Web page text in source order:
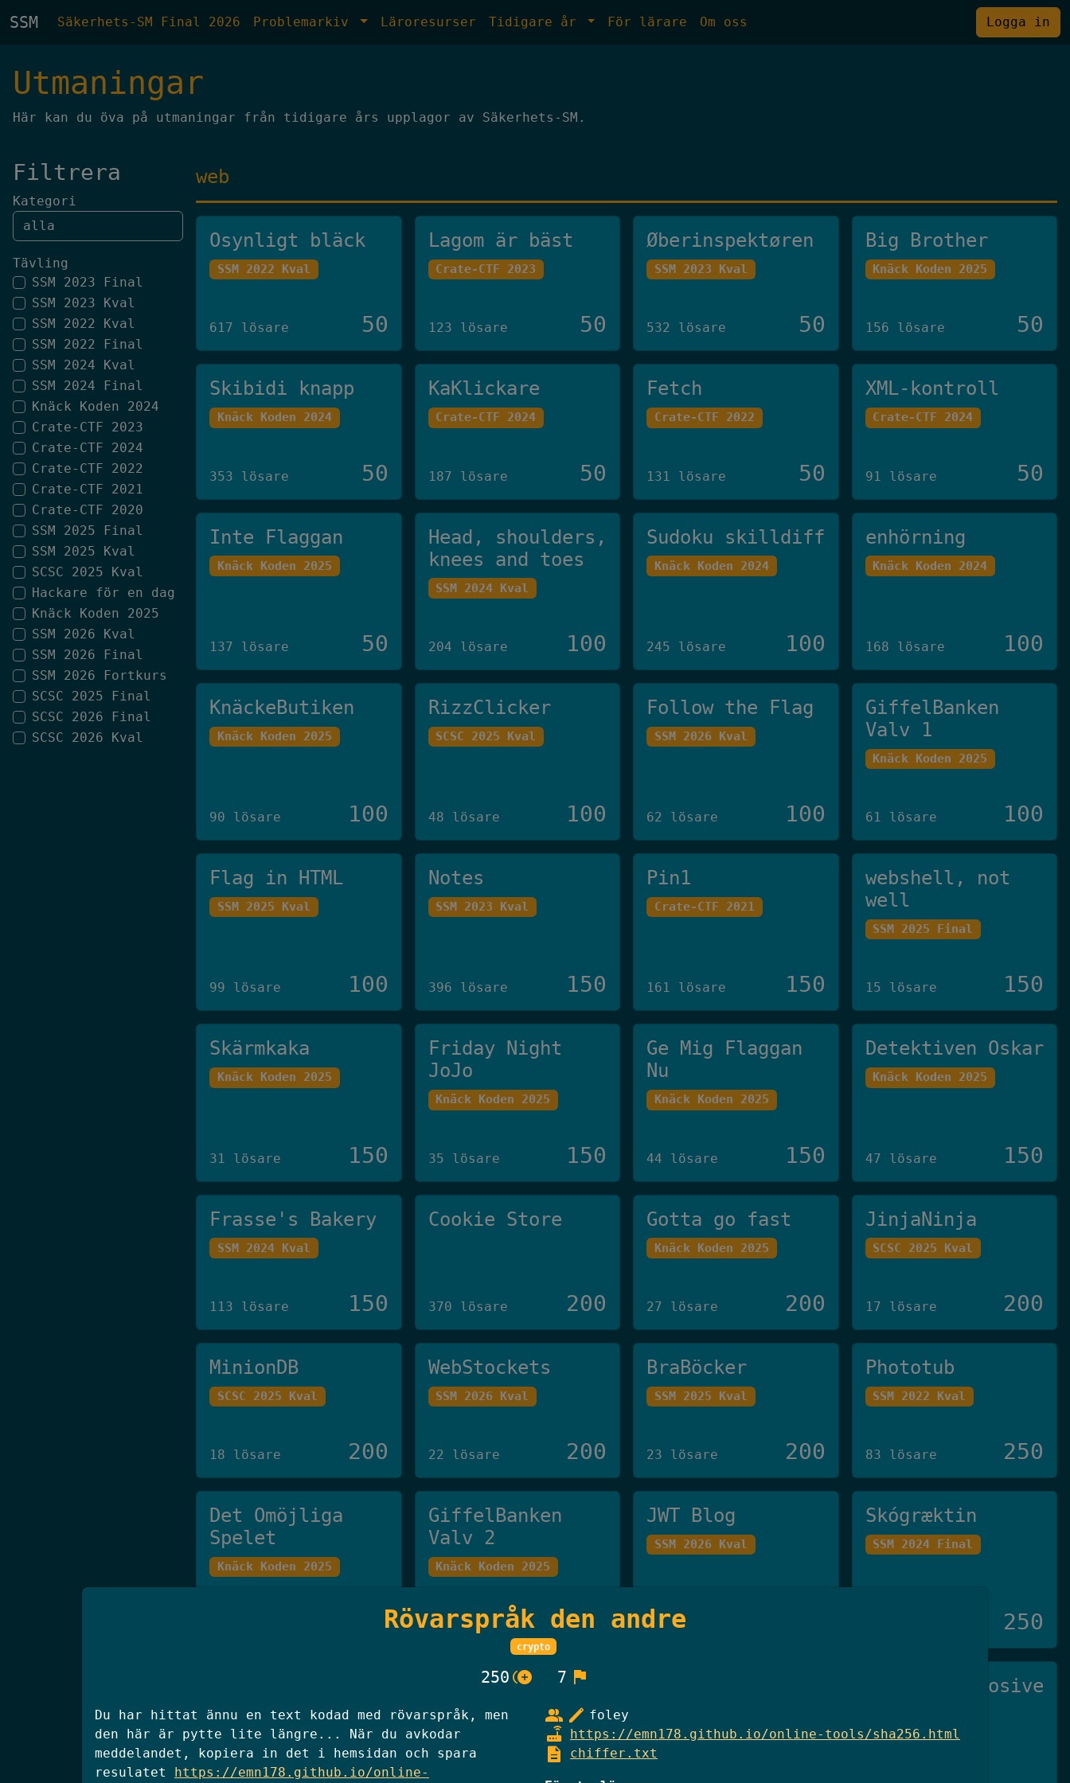
SSM Säkerhets-SM Final 2026 Problemarkiv Läroresurser Tidigare år För lärare Om oss Logga in
Utmaningar
Här kan du öva på utmaningar från tidigare års upplagor av Säkerhets-SM.
Filtrera
Kategori
Tävling
SSM 2023 Final
SSM 2023 Kval
SSM 2022 Kval
SSM 2022 Final
SSM 2024 Kval
SSM 2024 Final
Knäck Koden 2024
Crate-CTF 2023
Crate-CTF 2024
Crate-CTF 2022
Crate-CTF 2021
Crate-CTF 2020
SSM 2025 Final
SSM 2025 Kval
SCSC 2025 Kval
Hackare för en dag
Knäck Koden 2025
SSM 2026 Kval
SSM 2026 Final
SSM 2026 Fortkurs
SCSC 2025 Final
SCSC 2026 Final
SCSC 2026 Kval
web
Osynligt bläck
SSM 2022 Kval
617 lösare 50
Lagom är bäst
Crate-CTF 2023
123 lösare 50
Øberinspektøren
SSM 2023 Kval
532 lösare 50
Big Brother
Knäck Koden 2025
156 lösare 50
Skibidi knapp
Knäck Koden 2024
353 lösare 50
KaKlickare
Crate-CTF 2024
187 lösare 50
Fetch
Crate-CTF 2022
131 lösare 50
XML-kontroll
Crate-CTF 2024
91 lösare 50
Inte Flaggan
Knäck Koden 2025
137 lösare 50
Head, shoulders,
knees and toes
SSM 2024 Kval
204 lösare 100
Sudoku skilldiff
Knäck Koden 2024
245 lösare 100
enhörning
Knäck Koden 2024
168 lösare 100
KnäckeButiken
Knäck Koden 2025
90 lösare 100
RizzClicker
SCSC 2025 Kval
48 lösare 100
Follow the Flag
SSM 2026 Kval
62 lösare 100
GiffelBanken
Valv 1
Knäck Koden 2025
61 lösare 100
Flag in HTML
SSM 2025 Kval
99 lösare 100
Notes
SSM 2023 Kval
396 lösare 150
Pin1
Crate-CTF 2021
161 lösare 150
webshell, not
well
SSM 2025 Final
15 lösare 150
Skärmkaka
Knäck Koden 2025
31 lösare 150
Friday Night
JoJo
Knäck Koden 2025
35 lösare 150
Ge Mig Flaggan
Nu
Knäck Koden 2025
44 lösare 150
Detektiven Oskar
Knäck Koden 2025
47 lösare 150
Frasse's Bakery
SSM 2024 Kval
113 lösare 150
Cookie Store
370 lösare 200
Gotta go fast
Knäck Koden 2025
27 lösare 200
JinjaNinja
SCSC 2025 Kval
17 lösare 200
MinionDB
SCSC 2025 Kval
18 lösare 200
WebStockets
SSM 2026 Kval
22 lösare 200
BraBöcker
SSM 2025 Kval
23 lösare 200
Phototub
SSM 2022 Kval
83 lösare 250
Det Omöjliga
Spelet
Knäck Koden 2025
250
GiffelBanken
Valv 2
Knäck Koden 2025
20 lösare 250
JWT Blog
SSM 2026 Kval
19 lösare
Skógræktin
SSM 2024 Final
250
SSM 2025 Final
Han Som Inte Får
Nämnas
Knäck Koden 2025
Not So Explosive
Rövarspråk den andre
crypto
250 control_point_duplicate 7 flag
Du har hittat ännu en text kodad med rövarspråk, men
den här är pytte lite längre... När du avkodar
meddelandet, kopiera in det i hemsidan och spara
resulatet https://emn178.github.io/online-
group edit foley
router https://emn178.github.io/online-tools/sha256.html
description chiffer.txt